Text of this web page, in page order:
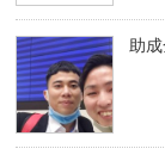
助